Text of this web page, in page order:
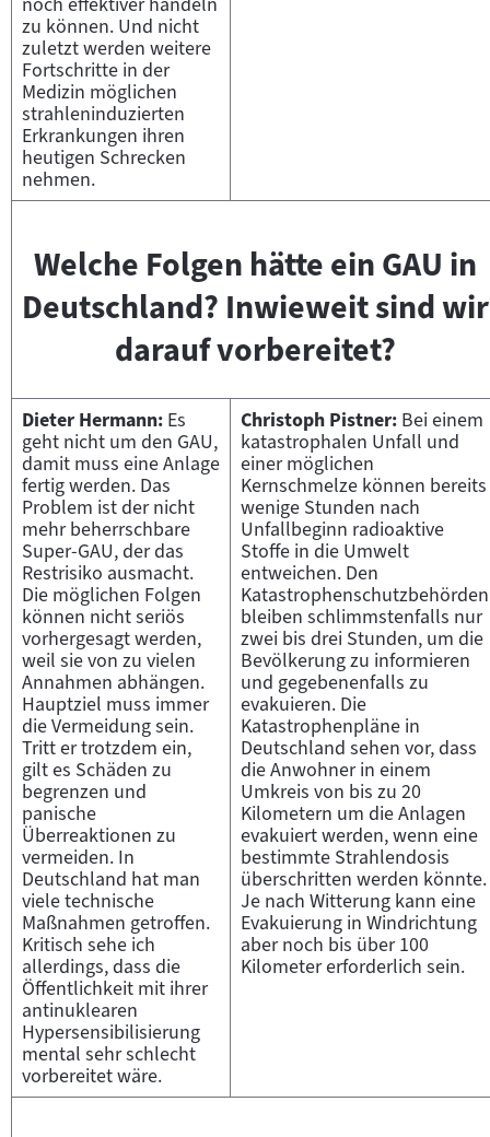
zu können. Und nicht
zuletzt werden weitere
Fortschritte in der
Medizin möglichen
strahleninduzierten
Erkrankungen ihren
heutigen Schrecken
nehmen.
Welche Folgen hätte ein GAU in
Deutschland? Inwieweit sind wir
darauf vorbereitet?
Dieter Hermann: Es
geht nicht um den GAU,
damit muss eine Anlage
fertig werden. Das
Problem ist der nicht
mehr beherrschbare
Super-GAU, der das
Restrisiko ausmacht.
Die möglichen Folgen
können nicht seriös
vorhergesagt werden,
weil sie von zu vielen
Annahmen abhängen.
Hauptziel muss immer
die Vermeidung sein.
Tritt er trotzdem ein,
gilt es Schäden zu
begrenzen und
panische
Überreaktionen zu
vermeiden. In
Deutschland hat man
viele technische
Maßnahmen getroffen.
Kritisch sehe ich
allerdings, dass die
Öffentlichkeit mit ihrer
antinuklearen
Hypersensibilisierung
mental sehr schlecht
vorbereitet wäre.
Christoph Pistner: Bei einem
katastrophalen Unfall und
einer möglichen
Kernschmelze können bereits
wenige Stunden nach
Unfallbeginn radioaktive
Stoffe in die Umwelt
entweichen. Den
Katastrophenschutzbehörden
bleiben schlimmstenfalls nur
zwei bis drei Stunden, um die
Bevölkerung zu informieren
und gegebenenfalls zu
evakuieren. Die
Katastrophenpläne in
Deutschland sehen vor, dass
die Anwohner in einem
Umkreis von bis zu 20
Kilometern um die Anlagen
evakuiert werden, wenn eine
bestimmte Strahlendosis
überschritten werden könnte.
Je nach Witterung kann eine
Evakuierung in Windrichtung
aber noch bis über 100
Kilometer erforderlich sein.